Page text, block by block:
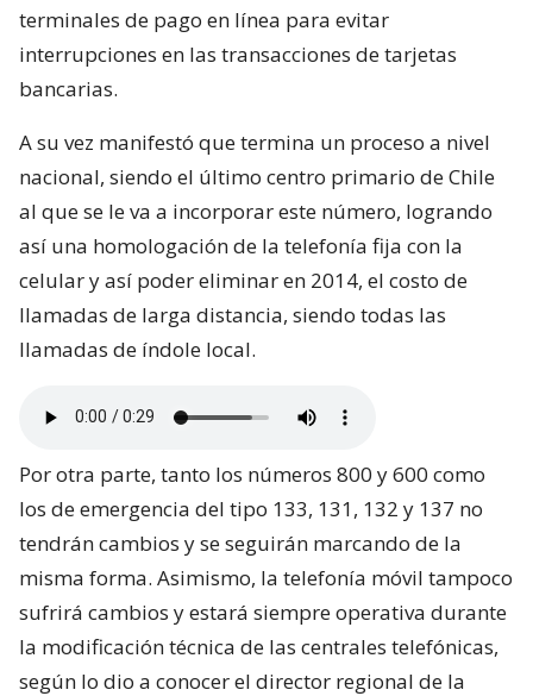
terminales de pago en línea para evitar
interrupciones en las transacciones de tarjetas
bancarias.
A su vez manifestó que termina un proceso a nivel
nacional, siendo el último centro primario de Chile
al que se le va a incorporar este número, logrando
así una homologación de la telefonía fija con la
celular y así poder eliminar en 2014, el costo de
llamadas de larga distancia, siendo todas las
llamadas de índole local.
Por otra parte, tanto los números 800 y 600 como
los de emergencia del tipo 133, 131, 132 y 137 no
tendrán cambios y se seguirán marcando de la
misma forma. Asimismo, la telefonía móvil tampoco
sufrirá cambios y estará siempre operativa durante
la modificación técnica de las centrales telefónicas,
según lo dio a conocer el director regional de la